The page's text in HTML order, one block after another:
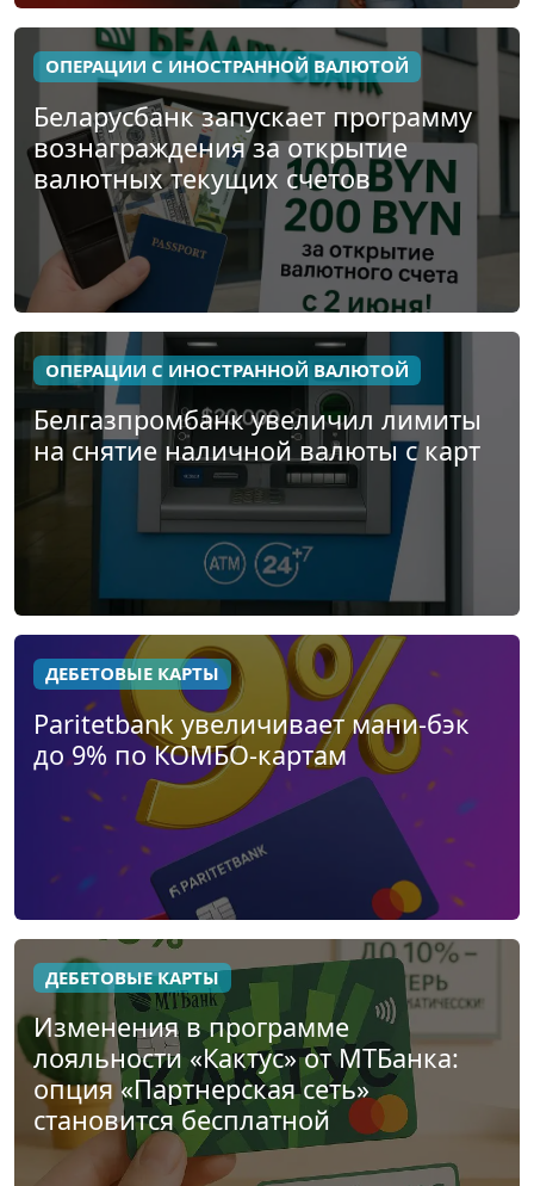
ОПЕРАЦИИ С ИНОСТРАННОЙ ВАЛЮТОЙ
Беларусбанк запускает программу
вознаграждения за открытие
валютных текущих счетов
ОПЕРАЦИИ С ИНОСТРАННОЙ ВАЛЮТОЙ
Белгазпромбанк увеличил лимиты
на снятие наличной валюты с карт
ДЕБЕТОВЫЕ КАРТЫ
Paritetbank увеличивает мани-бэк
до 9% по КОМБО-картам
ДЕБЕТОВЫЕ КАРТЫ
Изменения в программе
лояльности «Кактус» от МТБанка:
опция «Партнерская сеть»
становится бесплатной